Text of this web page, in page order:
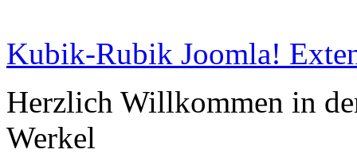
Kubik-Rubik Joomla!
Herzlich Willkommen in
Werkel